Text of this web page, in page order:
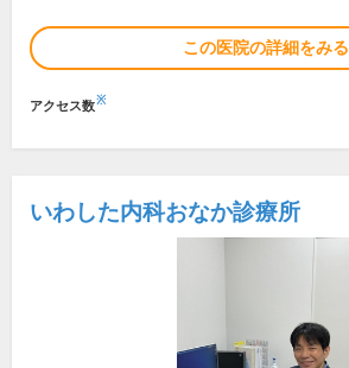
この医院の詳細をみる
アクセス数※
いわした内科おなか診療所